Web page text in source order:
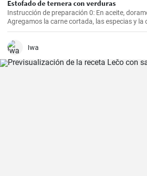
Estofado de ternera con verduras
Instrucción de preparación 0: En aceite,
Agregamos la carne cortada, las especias y la
Cocinamos hasta que esté tierna. Luego,
el puré y cocinamos hasta que todo esté
agregamos la crema y dejamos que hierva.
Iwa